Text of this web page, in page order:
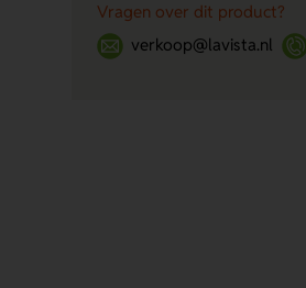
Vragen over dit product?
verkoop@lavista.nl